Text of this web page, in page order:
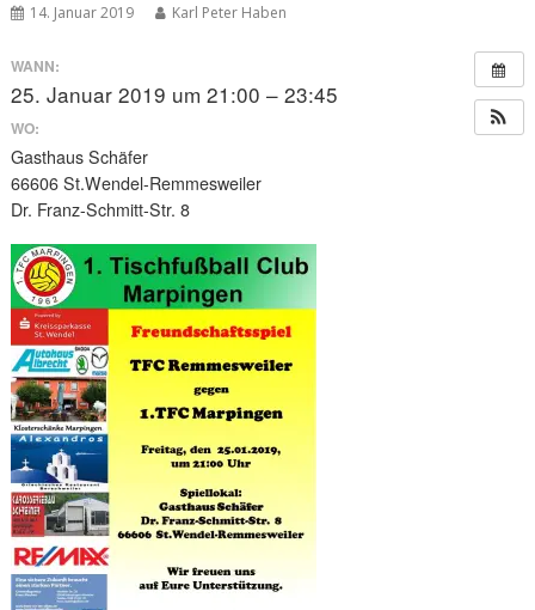
14. Januar 2019 Karl Peter Haben
WANN:
25. Januar 2019 um 21:00 – 23:45
WO:
Gasthaus Schäfer
66606 St.Wendel-Remmesweiler
Dr. Franz-Schmitt-Str. 8